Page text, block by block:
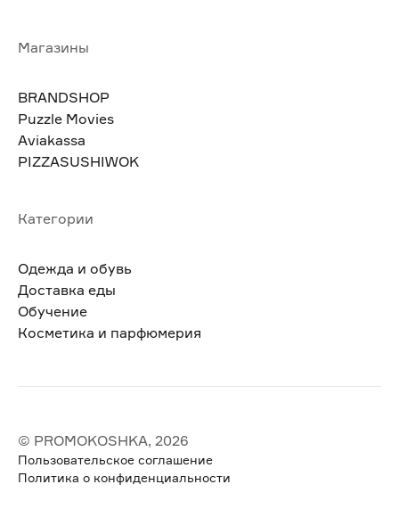
Магазины
BRANDSHOP
Puzzle Movies
Aviakassa
PIZZASUSHIWOK
Категории
Одежда и обувь
Доставка еды
Обучение
Косметика и парфюмерия
© PROMOKOSHKA, 2026
Пользовательское соглашение
Политика о конфиденциальности